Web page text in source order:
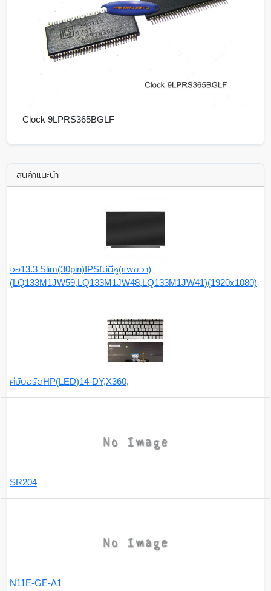
Clock 9LPRS365BGLF
สินค้าแนะนำ
จอ13.3 Slim(30pin)IPSไม่มีหู(แพขวา)
(LQ133M1JW59,LQ133M1JW48,LQ133M1JW41)(1920x1080)
คีย์บอร์ดHP(LED)14-DY,X360,
SR204
N11E-GE-A1